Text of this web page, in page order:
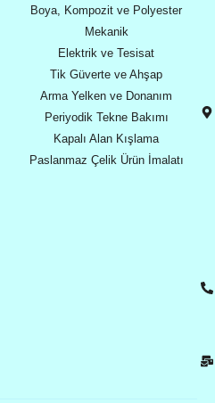
Boya, Kompozit ve Polyester
Mekanik
Elektrik ve Tesisat
Tik Güverte ve Ahşap
Arma Yelken ve Donanım
Periyodik Tekne Bakımı
Kapalı Alan Kışlama
Paslanmaz Çelik Ürün İmalatı